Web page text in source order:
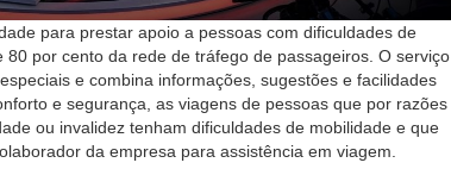
para prestar apoio a pessoas com dificuldades de
por cento da rede de tráfego de passageiros. O serviço
e combina informações, sugestões e facilidades
e segurança, as viagens de pessoas que por razões
ou invalidez tenham dificuldades de mobilidade e que
da empresa para assistência em viagem.